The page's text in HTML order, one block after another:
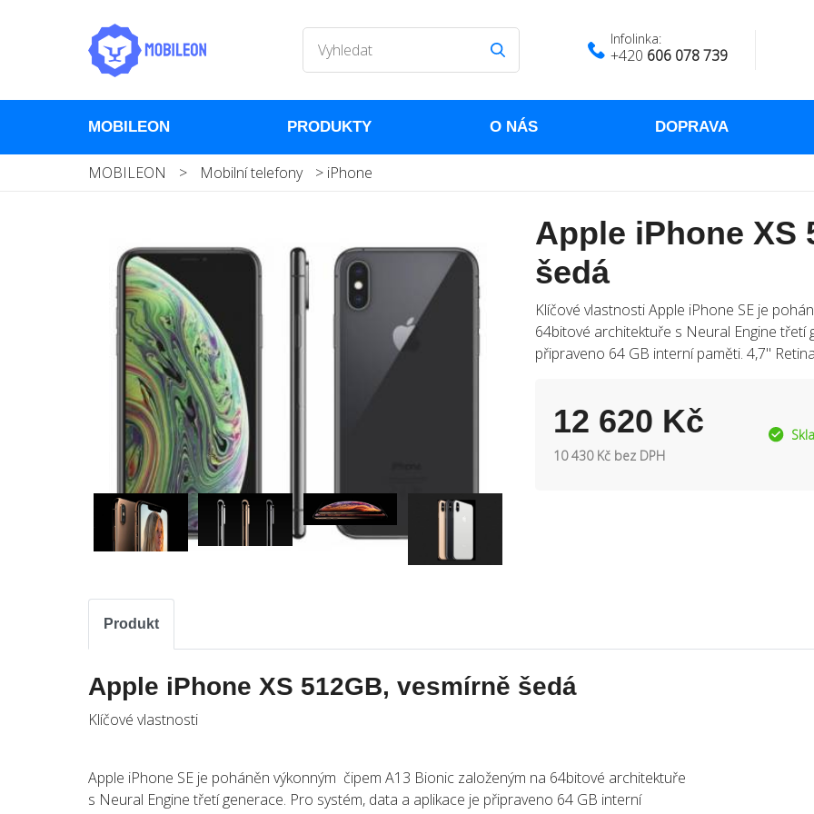
Infolinka:
+420 606 078 739
MOBILEON PRODUKTY O NÁS DOPRAVA
MOBILEON > Mobilní telefony > iPhone
Apple iPhone XS
šedá
Klíčové vlastnosti Apple iPhone SE je
64bitové architektuře s Neural Engine třetí
připraveno 64 GB interní paměti. 4,7"
12 620 Kč
10 430 Kč bez DPH
Produkt
Apple iPhone XS 512GB, vesmírně šedá
Klíčové vlastnosti
Apple iPhone SE je poháněn výkonným čipem A13 Bionic založeným na 64bitové architektuře
s Neural Engine třetí generace. Pro systém, data a aplikace je připraveno 64 GB interní